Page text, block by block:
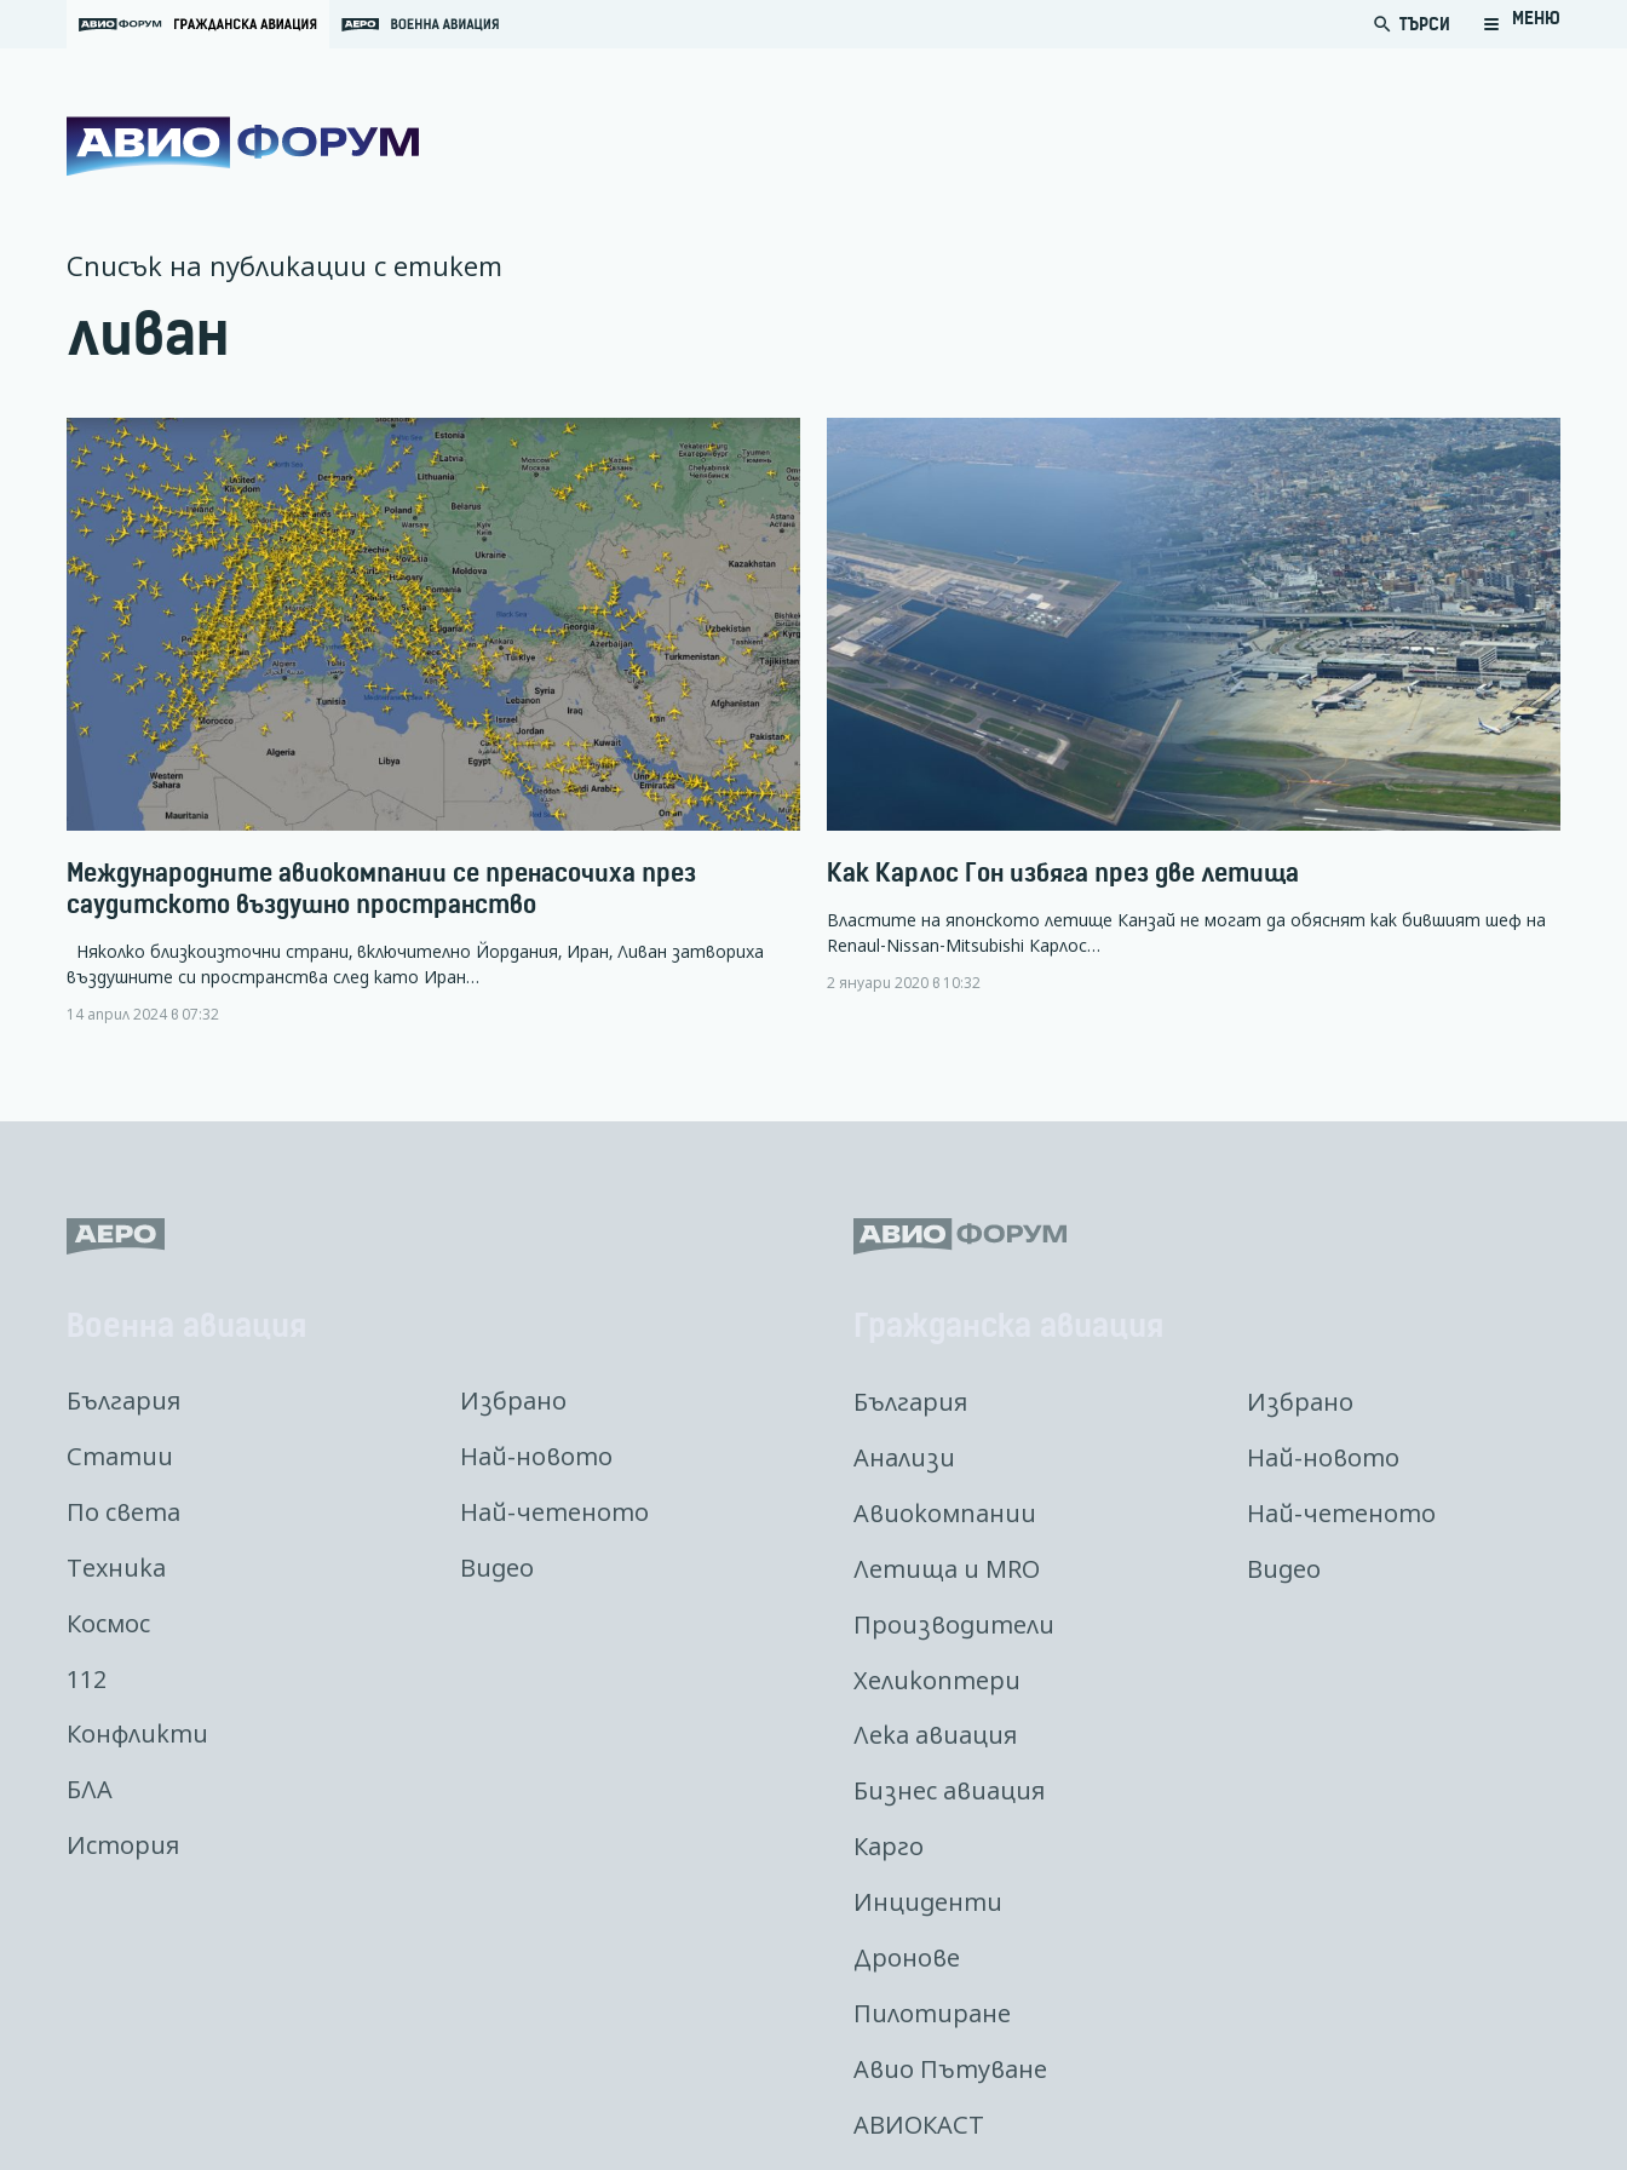
search ТЪРСИ МЕНЮ
Списък на публикации с етикет
ливан
Международните авиокомпании се пренасочиха през
саудитското въздушно пространство
Няколко близкоизточни страни, включително Йордания, Иран, Ливан затвориха
въздушните си пространства след като Иран…
14 април 2024 в 07:32
Как Карлос Гон избяга през две летища
Властите на японското летище Канзай не могат да обяснят как бившият шеф на
Renaul-Nissan-Mitsubishi Карлос…
2 януари 2020 в 10:32
България
Статии
По света
Техника
Космос
112
Конфликти
БЛА
История
Избрано
Най-новото
Най-четеното
Видео
България
Анализи
Авиокомпании
Летища и MRO
Производители
Хеликоптери
Лека авиация
Бизнес авиация
Карго
Инциденти
Дронове
Пилотиране
Авио Пътуване
АВИОКАСТ
Избрано
Най-новото
Най-четеното
Видео